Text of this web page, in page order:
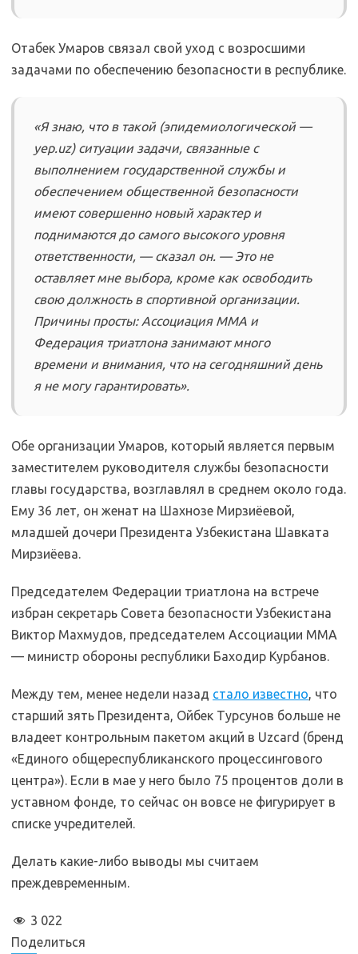
Отабек Умаров связал свой уход с возросшими
задачами по обеспечению безопасности в республике.
«Я знаю, что в такой (эпидемиологической —
yep.uz) ситуации задачи, связанные с
выполнением государственной службы и
обеспечением общественной безопасности
имеют совершенно новый характер и
поднимаются до самого высокого уровня
ответственности, — сказал он. — Это не
оставляет мне выбора, кроме как освободить
свою должность в спортивной организации.
Причины просты: Ассоциация ММА и
Федерация триатлона занимают много
времени и внимания, что на сегодняшний день
я не могу гарантировать».
Обе организации Умаров, который является первым
заместителем руководителя службы безопасности
главы государства, возглавлял в среднем около года.
Ему 36 лет, он женат на Шахнозе Мирзиёевой,
младшей дочери Президента Узбекистана Шавката
Мирзиёева.
Председателем Федерации триатлона на встрече
избран секретарь Совета безопасности Узбекистана
Виктор Махмудов, председателем Ассоциации ММА
— министр обороны республики Баходир Курбанов.
Между тем, менее недели назад стало известно, что
старший зять Президента, Ойбек Турсунов больше не
владеет контрольным пакетом акций в Uzcard (бренд
«Единого общереспубликанского процессингового
центра»). Если в мае у него было 75 процентов доли в
уставном фонде, то сейчас он вовсе не фигурирует в
списке учредителей.
Делать какие-либо выводы мы считаем
преждевременным.
3 022
Поделиться